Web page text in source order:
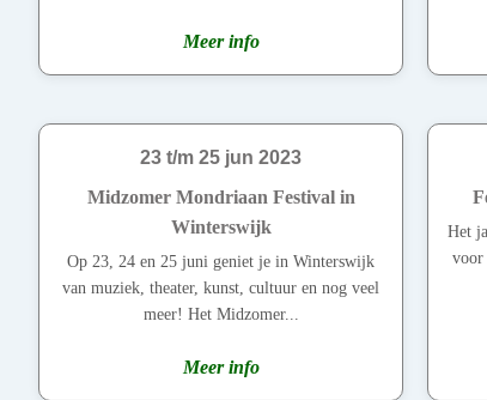
Meer info
23 t/m 25 jun 2023
Midzomer Mondriaan Festival in
Winterswijk
Op 23, 24 en 25 juni geniet je in Winterswijk
van muziek, theater, kunst, cultuur en nog veel
meer! Het Midzomer...
Meer info
Het
voor